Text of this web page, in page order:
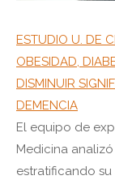
ESTUDIO U. DE
OBESIDAD,
DISMINUIR
DEMENCIA
El equipo de
Medicina
estratificando